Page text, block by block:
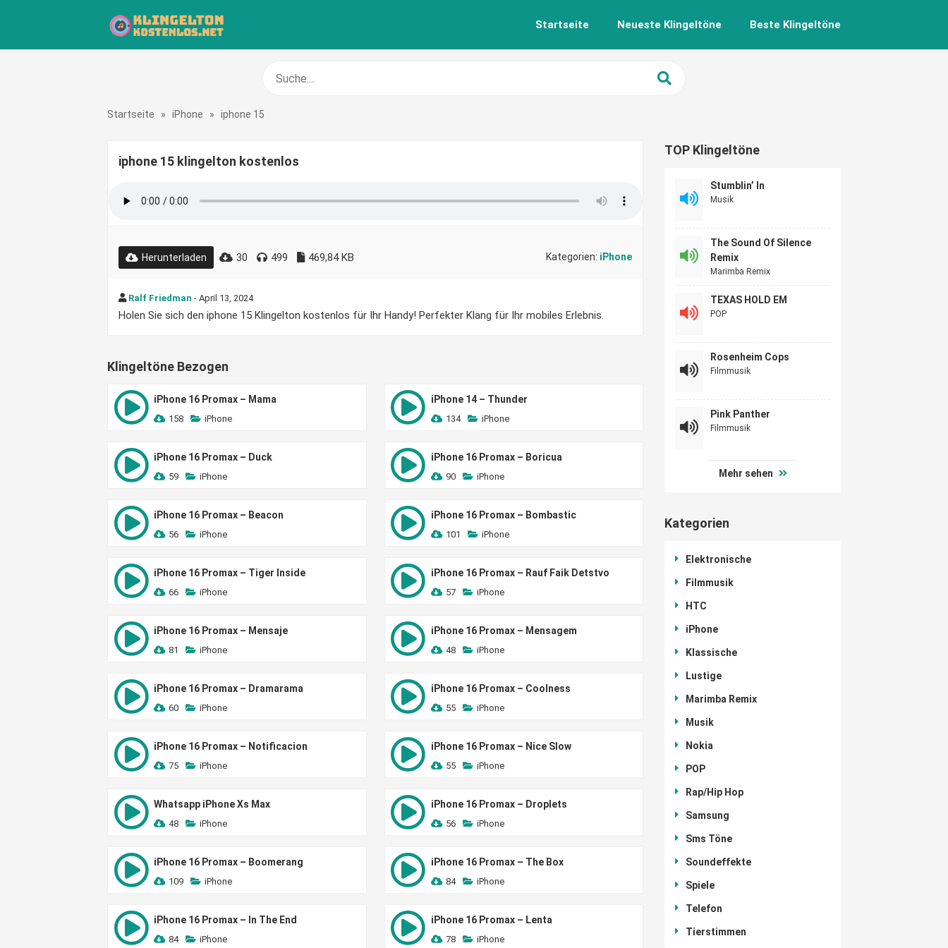
Startseite Neueste Klingeltöne Beste Klingeltöne
Startseite » iPhone » iphone 15
iphone 15 klingelton kostenlos
Herunterladen 30 499 469,84 KB Kategorien: iPhone
Ralf Friedman - April 13, 2024
Holen Sie sich den iphone 15 Klingelton kostenlos für Ihr Handy! Perfekter Klang für Ihr mobiles Erlebnis.
Klingeltöne Bezogen
iPhone 16 Promax – Mama
158 iPhone
iPhone 14 – Thunder
134 iPhone
iPhone 16 Promax – Duck
59 iPhone
iPhone 16 Promax – Boricua
90 iPhone
iPhone 16 Promax – Beacon
56 iPhone
iPhone 16 Promax – Bombastic
101 iPhone
iPhone 16 Promax – Tiger Inside
66 iPhone
iPhone 16 Promax – Rauf Faik Detstvo
57 iPhone
iPhone 16 Promax – Mensaje
81 iPhone
iPhone 16 Promax – Mensagem
48 iPhone
iPhone 16 Promax – Dramarama
60 iPhone
iPhone 16 Promax – Coolness
55 iPhone
iPhone 16 Promax – Notificacion
75 iPhone
iPhone 16 Promax – Nice Slow
55 iPhone
Whatsapp iPhone Xs Max
48 iPhone
iPhone 16 Promax – Droplets
56 iPhone
iPhone 16 Promax – Boomerang
109 iPhone
iPhone 16 Promax – The Box
84 iPhone
iPhone 16 Promax – In The End
84 iPhone
iPhone 16 Promax – Lenta
78 iPhone
TOP Klingeltöne
Stumblin’ In
Musik
The Sound Of Silence
Remix
Marimba Remix
TEXAS HOLD EM
POP
Rosenheim Cops
Filmmusik
Pink Panther
Filmmusik
Mehr sehen
Kategorien
Elektronische
Filmmusik
HTC
iPhone
Klassische
Lustige
Marimba Remix
Musik
Nokia
POP
Rap/Hip Hop
Samsung
Sms Töne
Soundeffekte
Spiele
Telefon
Tierstimmen